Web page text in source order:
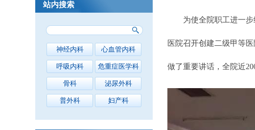
站内搜索
神经内科 心血管内科
呼吸内科 危重症医学科
骨科 泌尿外科
普外科 妇产科
为使全院职工进一步统
医院召开创建二级甲等
做了重要讲话，全院近